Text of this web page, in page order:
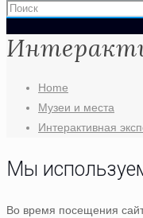
Home
Музеи и места
Интерактивная
Мы
Во время посещения